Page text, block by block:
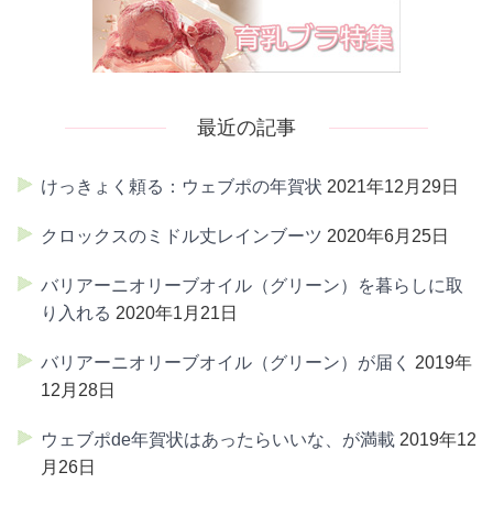
最近の記事
けっきょく頼る：ウェブポの年賀状 2021年12月29日
クロックスのミドル丈レインブーツ 2020年6月25日
バリアーニオリーブオイル（グリーン）を暮らしに取
り入れる 2020年1月21日
バリアーニオリーブオイル（グリーン）が届く
2019年
12月28日
ウェブポde年賀状はあったらいいな、が満載 2019年12
月26日